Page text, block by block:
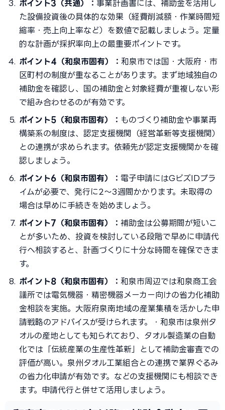
ポイント3（共通）： 事業計画書には、補助金を活用し
た設備投資後の具体的な効果（経費削減額・作業時間短
縮率・売上向上率など）を数値で記載しましょう。定量
的な計画が採択率向上の最重要ポイントです。
ポイント4（和泉市固有）： 和泉市では国・大阪府・市
区町村の制度が重なることがあります。まず地域独自の
補助金を確認し、国の補助金と対象経費が重複しない形
で組み合わせるのが有効です。
ポイント5（和泉市固有）： ものづくり補助金や事業再
構築系の制度は、認定支援機関（経営革新等支援機関）
との連携が求められます。依頼先が認定支援機関かを確
認しましょう。
ポイント6（和泉市固有）： 電子申請にはGビズIDプラ
イムが必要で、発行に2〜3週間かかります。未取得の
場合は早めに手続きを始めましょう。
ポイント7（和泉市固有）： 補助金は公募期間が短いこ
とが多いため、投資を検討している段階で早めに申請代
行へ相談すると、計画づくりに十分な時間を確保できま
す。
ポイント8（和泉市固有）： 和泉市周辺では和泉商工会
議所では電気機器・精密機器メーカー向けの省力化補助
金相談を実施。大阪府泉南地域の産業集積を活かした申
請戦略のアドバイスが受けられます。・和泉市は泉州タ
オルの産地としても知られており、タオル製造業の自動
化では「伝統産業の生産性革新」として補助金審査での
評価が高い。泉州タオル工業組合との連携で業界ぐるみ
の省力化申請が有効です。などの支援機関にも相談でき
ます。申請代行と併せて活用しましょう。